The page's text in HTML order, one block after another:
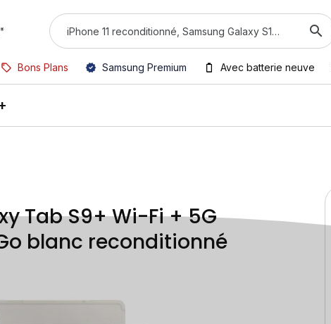
Bons Plans Samsung Premium Avec batterie neuve
Tab S9+ Wi-Fi + 5G
blanc reconditionné